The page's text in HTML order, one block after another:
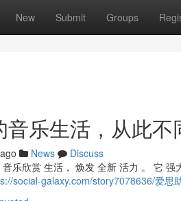
New Submit Groups
乐生活，从此不
News
Discuss
乐欣赏 生活， 焕发 全新 活力 。 它
social-galaxy.com/story7078636/爱思